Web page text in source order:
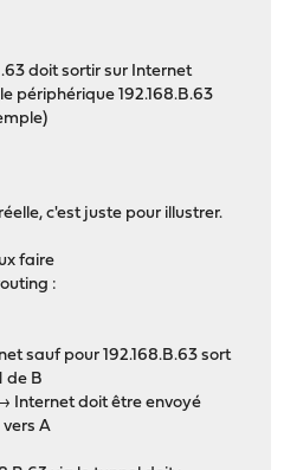
doit sortir sur Internet
périphérique 192.168.B.63
c'est juste pour illustrer.
faire
:
sauf pour 192.168.B.63 sort
de B
Internet doit être envoyé
A